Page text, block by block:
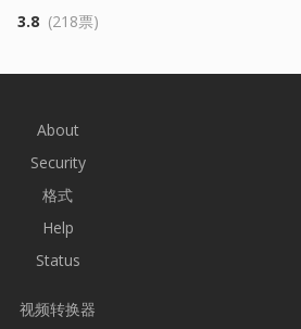
3.8 (218票)
About
Security
格式
Help
Status
视频转换器